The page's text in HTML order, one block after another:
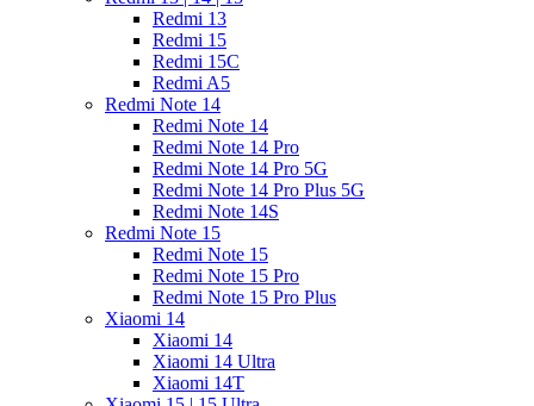
Redmi 13
Redmi 15
Redmi 15C
Redmi A5
Redmi Note 14
Redmi Note 14
Redmi Note 14 Pro
Redmi Note 14 Pro 5G
Redmi Note 14 Pro Plus 5G
Redmi Note 14S
Redmi Note 15
Redmi Note 15
Redmi Note 15 Pro
Redmi Note 15 Pro Plus
Xiaomi 14
Xiaomi 14
Xiaomi 14 Ultra
Xiaomi 14T